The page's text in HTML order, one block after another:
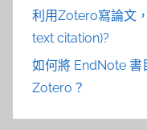
利用Zotero寫論文
text citation)?
如何將 EndNote 書
Zotero？